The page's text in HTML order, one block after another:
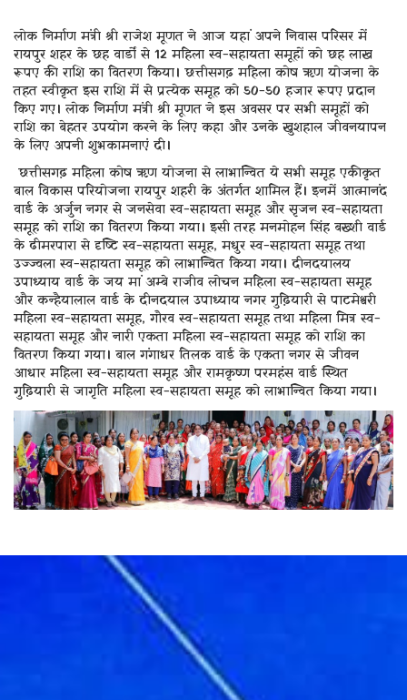
लोक निर्माण मंत्री श्री राजेश मूणत ने आज यहां अपने निवास परिसर में
रायपुर शहर के छह वार्डों से 12 महिला स्व-सहायता समूहों को छह लाख
रूपए की राशि का वितरण किया। छत्तीसगढ़ महिला कोष ऋण योजना के
तहत स्वीकृत इस राशि में से प्रत्येक समूह को 50-50 हजार रूपए प्रदान
किए गए। लोक निर्माण मंत्री श्री मूणत ने इस अवसर पर सभी समूहों को
राशि का बेहतर उपयोग करने के लिए कहा और उनके खुशहाल जीवनयापन
के लिए अपनी शुभकामनाएं दी।
छत्तीसगढ़ महिला कोष ऋण योजना से लाभान्वित ये सभी समूह एकीकृत
बाल विकास परियोजना रायपुर शहरी के अंतर्गत शामिल हैं। इनमें आत्मानंद
वार्ड के अर्जुन नगर से जनसेवा स्व-सहायता समूह और सृजन स्व-सहायता
समूह को राशि का वितरण किया गया। इसी तरह मनमोहन सिंह बख्शी वार्ड
के ढीमरपारा से दृष्टि स्व-सहायता समूह, मधुर स्व-सहायता समूह तथा
उज्ज्वला स्व-सहायता समूह को लाभान्वित किया गया। दीनदयालय
उपाध्याय वार्ड के जय मां अम्बे राजीव लोचन महिला स्व-सहायता समूह
और कन्हैयालाल वार्ड के दीनदयाल उपाध्याय नगर गुढ़ियारी से पाटमेश्वरी
महिला स्व-सहायता समूह, गौरव स्व-सहायता समूह तथा महिला मित्र स्व-
सहायता समूह और नारी एकता महिला स्व-सहायता समूह को राशि का
वितरण किया गया। बाल गंगाधर तिलक वार्ड के एकता नगर से जीवन
आधार महिला स्व-सहायता समूह और रामकृष्ण परमहंस वार्ड स्थित
गुढ़ियारी से जागृति महिला स्व-सहायता समूह को लाभान्वित किया गया।